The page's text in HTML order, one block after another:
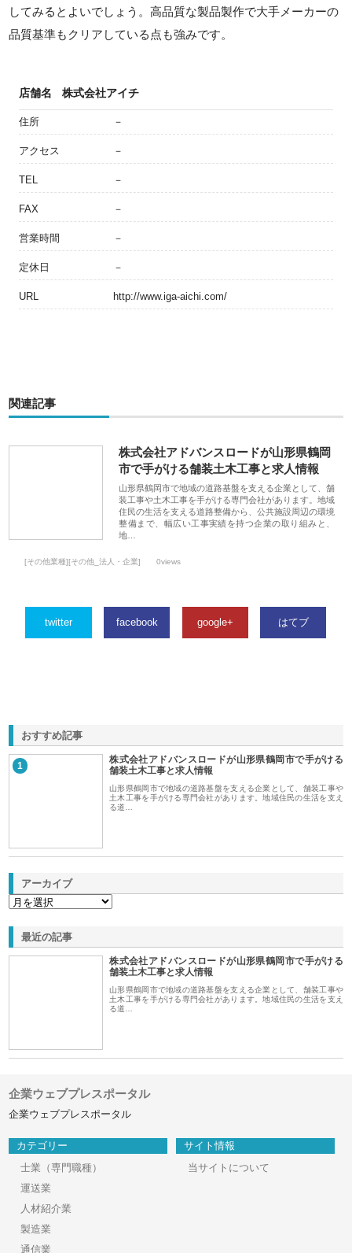
してみるとよいでしょう。高品質な製品製作で大手メーカーの
品質基準もクリアしている点も強みです。
店舗名 株式会社アイチ
住所 －
アクセス －
TEL －
FAX －
営業時間 －
定休日 －
URL http://www.iga-aichi.com/
関連記事
株式会社アドバンスロードが山形県鶴岡
市で手がける舗装土木工事と求人情報
山形県鶴岡市で地域の道路基盤を支える企業として、舗
装工事や土木工事を手がける専門会社があります。地域
住民の生活を支える道路整備から、公共施設周辺の環境
整備まで、幅広い工事実績を持つ企業の取り組みと、
地…
[その他業種][その他_法人・企業] 0views
twitter facebook google+ はてブ
おすすめ記事
1
株式会社アドバンスロードが山形県鶴岡市で手がける
舗装土木工事と求人情報
山形県鶴岡市で地域の道路基盤を支える企業として、舗装工事や
土木工事を手がける専門会社があります。地域住民の生活を支え
る道…
アーカイブ
最近の記事
株式会社アドバンスロードが山形県鶴岡市で手がける
舗装土木工事と求人情報
山形県鶴岡市で地域の道路基盤を支える企業として、舗装工事や
土木工事を手がける専門会社があります。地域住民の生活を支え
る道…
企業ウェブプレスポータル
企業ウェブプレスポータル
カテゴリー
士業（専門職種）
運送業
人材紹介業
製造業
通信業
サイト情報
当サイトについて